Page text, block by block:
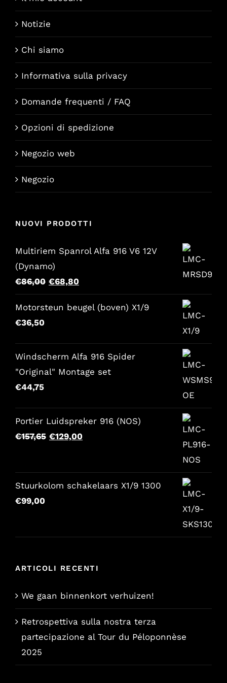
Notizie
Chi siamo
Informativa sulla privacy
Domande frequenti / FAQ
Opzioni di spedizione
Negozio web
Negozio
NUOVI PRODOTTI
Multiriem Spanrol Alfa 916 V6 12V
(Dynamo)
€86,00 Il
prezzo
originale
€86,00.
€68,80Il
prezzo
attuale
€68,80.
Motorsteun beugel (boven) X1/9
€36,50
Windscherm Alfa 916 Spider
"Original" Montage set
€44,75
Portier Luidspreker 916 (NOS)
€157,65 Il
era:
€129,00Il
è:
Stuurkolom schakelaars X1/9 1300
€99,00
ARTICOLI RECENTI
We gaan binnenkort verhuizen!
Retrospettiva sulla nostra terza
partecipazione al Tour du Péloponnèse
2025